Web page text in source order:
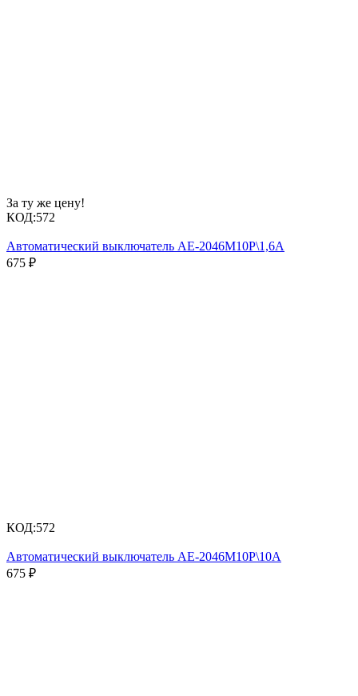
За ту же цену!
КОД:572
Автоматический выключатель АЕ-2046М10Р\1,6А
675 ₽
КОД:572
Автоматический выключатель АЕ-2046М10Р\10А
675 ₽